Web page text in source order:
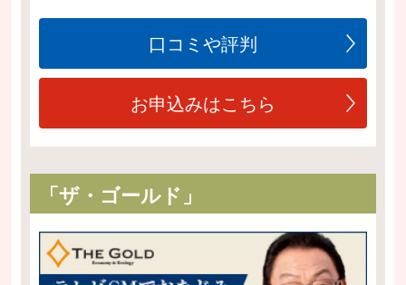
口コミや評判
お申込みはこちら
「ザ・ゴールド」